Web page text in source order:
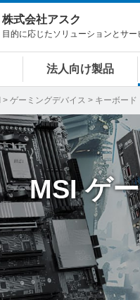
株式会社アスク
目的に応じたソリューションとサ
法人向け製品
> ゲーミングデバイス > キーボード
MSI ゲ